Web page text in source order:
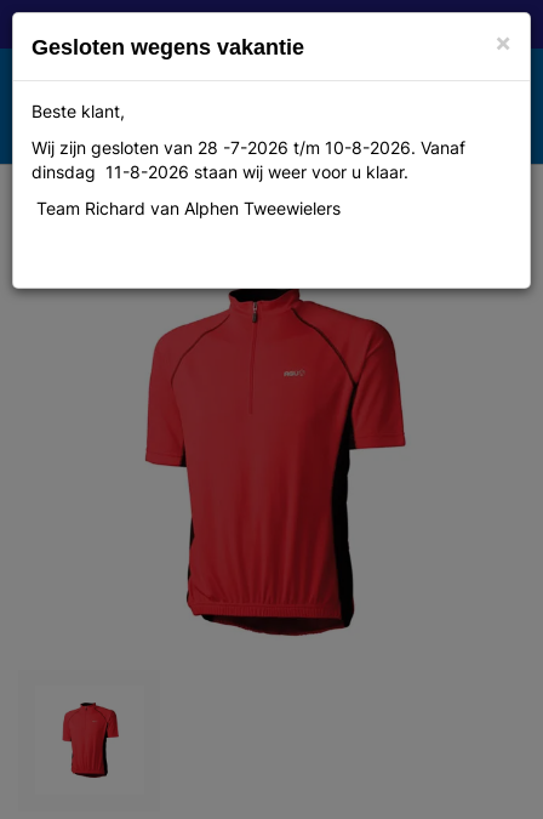
Toggle
navigation
MENU
Agu Shirt km initio rood xl
×
Gesloten wegens vakantie
Beste klant,
Wij zijn gesloten van 28 -7-2026 t/m 10-8-2026. Vanaf
dinsdag 11-8-2026 staan wij weer voor u klaar.
Team Richard van Alphen Tweewielers